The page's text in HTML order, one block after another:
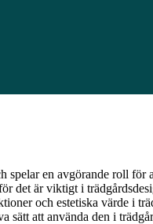
spelar en avgörande roll
det är viktigt i
och estetiska värde i
sätt att använda den i